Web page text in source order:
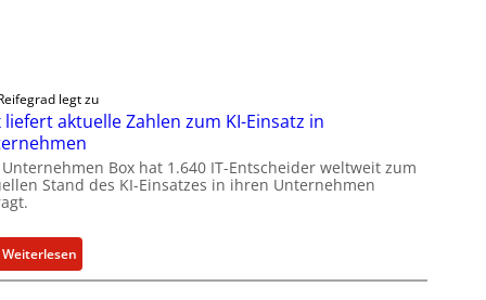
legt zu
liefert aktuelle Zahlen zum KI-Einsatz in
Unternehmen Box hat 1.640 IT-Entscheider weltweit zum
Stand des KI-Einsatzes in ihren Unternehmen
Weiterlesen:
B